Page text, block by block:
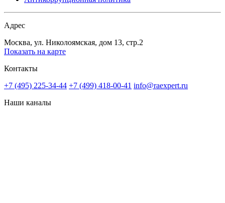
Адрес
Москва, ул. Николоямская, дом 13, стр.2
Показать на карте
Контакты
+7 (495) 225-34-44 +7 (499) 418-00-41 info@raexpert.ru
Наши каналы